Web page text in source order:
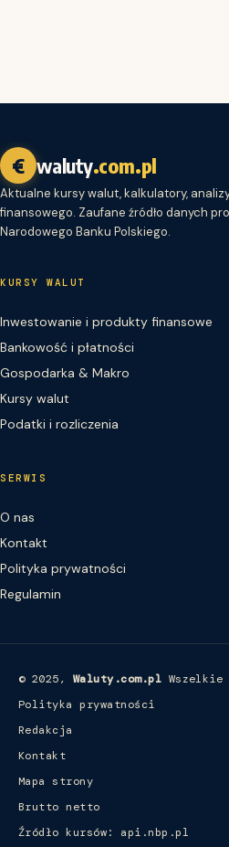
€ waluty.com.pl
Aktualne kursy walut, kalkulatory,
finansowego. Zaufane źródło danych
Narodowego Banku Polskiego.
KURSY WALUT
Inwestowanie i produkty finansowe
Bankowość i płatności
Gospodarka & Makro
Kursy walut
Podatki i rozliczenia
SERWIS
O nas
Kontakt
Polityka prywatności
Regulamin
© 2025, Waluty.com.pl Wszelkie
Polityka prywatności
Redakcja
Kontakt
Mapa strony
Brutto netto
Źródło kursów: api.nbp.pl